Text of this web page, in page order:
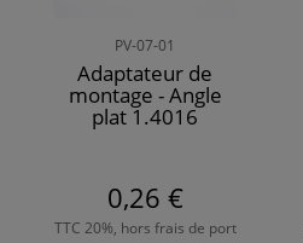
PV-07-01
Adaptateur de
montage - Angle
plat 1.4016
0,26 €
TTC 20%, hors frais de port